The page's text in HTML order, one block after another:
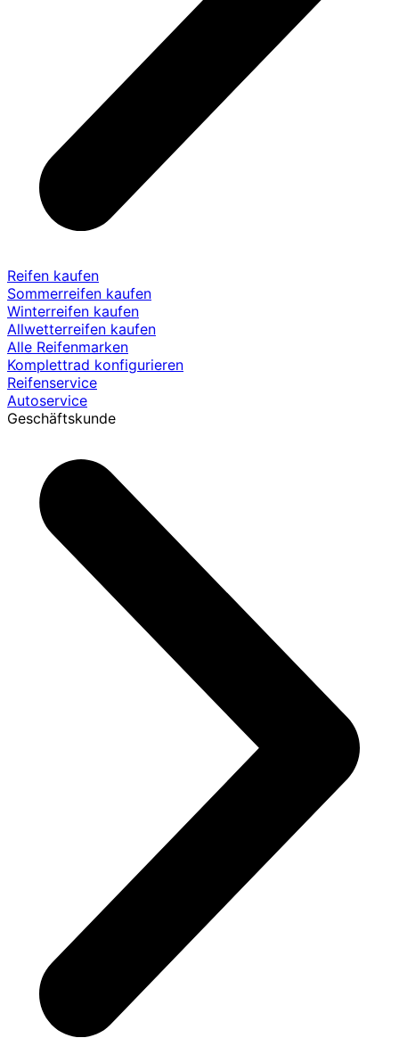
Reifen kaufen
Sommerreifen kaufen
Winterreifen kaufen
Allwetterreifen kaufen
Alle Reifenmarken
Komplettrad konfigurieren
Reifenservice
Autoservice
Geschäftskunde